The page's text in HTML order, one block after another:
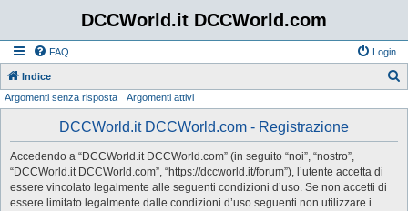
DCCWorld.it DCCWorld.com
FAQ Login
Indice
Argomenti senza risposta Argomenti attivi
DCCWorld.it DCCWorld.com - Registrazione
Accedendo a “DCCWorld.it DCCWorld.com” (in seguito “noi”, “nostro”,
“DCCWorld.it DCCWorld.com”, “https://dccworld.it/forum”), l’utente accetta di
essere vincolato legalmente alle seguenti condizioni d’uso. Se non accetti di
essere limitato legalmente dalle condizioni d’uso seguenti non utilizzare i